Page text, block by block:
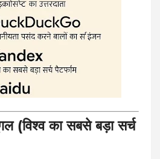
(विश्व का सबसे बड़ा सर्च